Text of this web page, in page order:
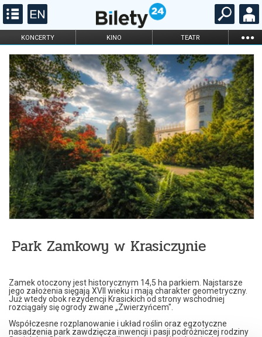
KONCERTY KINO TEATR ...
FILHARMONIA OPERA I BALET
STAND-UP
DLA DZIECI
ONLINE KARNETY
Park Zamkowy w Krasiczynie
Zamek otoczony jest historycznym 14,5 ha parkiem. Najstarsze
jego założenia sięgają XVII wieku i mają charakter geometryczny.
Już wtedy obok rezydencji Krasickich od strony wschodniej
rozciągały się ogrody zwane „Zwierzyńcem".
Współczesne rozplanowanie i układ roślin oraz egzotyczne
nasadzenia park zawdzięcza inwencji i pasji podróżniczej rodziny